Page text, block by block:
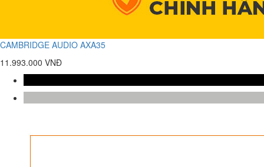
CAMBRIDGE AUDIO AXA35
11.993.000 VNĐ